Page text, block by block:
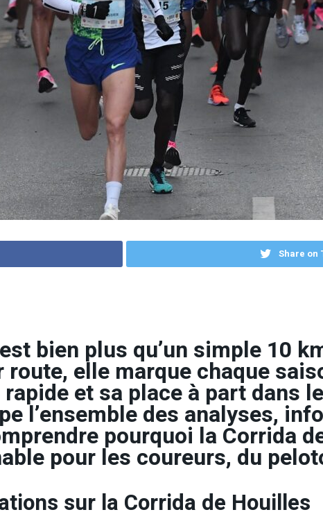
Share on
bien plus qu’un simple 10
elle marque chaque
et sa place à part dans
l’ensemble des analyses,
pourquoi la Corrida
pour les coureurs, du
sur la Corrida de Houilles